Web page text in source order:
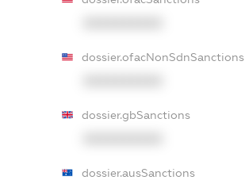
dossier.ofacNonSdnSanctions
dossier.gbSanctions
dossier.ausSanctions